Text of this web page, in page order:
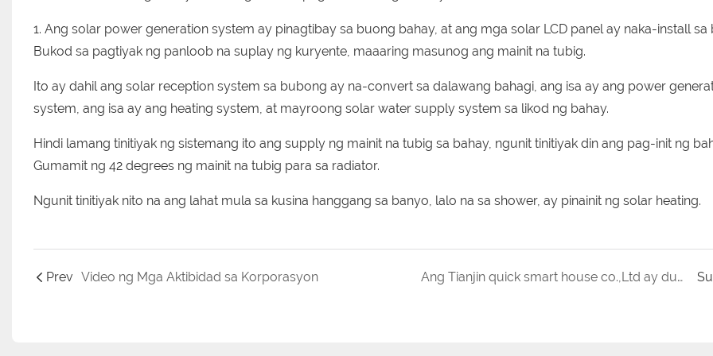
1. Ang solar power generation system ay pinagtibay sa buong bahay, at ang mga solar LCD panel ay naka-install sa
Bukod sa pagtiyak ng panloob na suplay ng kuryente, maaaring masunog ang mainit na tubig.
Ito ay dahil ang solar reception system sa bubong ay na-convert sa dalawang bahagi, ang isa ay ang power
system, ang isa ay ang heating system, at mayroong solar water supply system sa likod ng bahay.
Hindi lamang tinitiyak ng sistemang ito ang supply ng mainit na tubig sa bahay, ngunit tinitiyak din ang pag-init ng
Gumamit ng 42 degrees ng mainit na tubig para sa radiator.
Ngunit tinitiyak nito na ang lahat mula sa kusina hanggang sa banyo, lalo na sa shower, ay pinainit ng solar heating.
Prev Video ng Mga Aktibidad sa Korporasyon Ang Tianjin quick smart house co.,Ltd ay dumalo sa eksibisyon ng Uzbekistan noong 2019.1